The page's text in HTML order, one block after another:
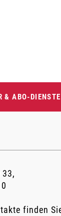
& ABO-
finden